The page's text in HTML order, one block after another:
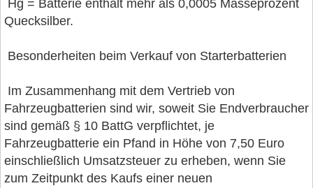
Hg = Batterie enthält mehr als 0,0005 Masseprozent
Quecksilber.
Besonderheiten beim Verkauf von Starterbatterien
Im Zusammenhang mit dem Vertrieb von
Fahrzeugbatterien sind wir, soweit Sie Endverbraucher
sind gemäß § 10 BattG verpflichtet, je
Fahrzeugbatterie ein Pfand in Höhe von 7,50 Euro
einschließlich Umsatzsteuer zu erheben, wenn Sie
zum Zeitpunkt des Kaufs einer neuen